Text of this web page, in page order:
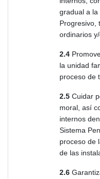
gradual a la
Progresivo,
ordinarios
2.4
la unidad
proceso de
2.5 Cuidar
moral, así
internos
Sistema
proceso de
de las
2.6